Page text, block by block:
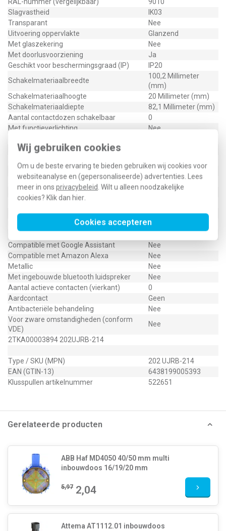
Wij gebruiken cookies
Om u de beste ervaring te bieden gebruiken wij cookies voor
websiteanalyse en (gepersonaliseerde) advertenties. Lees
meer in ons privacybeleid . Wilt u alleen noodzakelijke
cookies? Klik dan hier
Cookies accepteren
Slagvastheid
IK03
Transparant
Nee
Uitvoering oppervlakte
Glanzend
Met glaszekering
Nee
Met doorlusvoorziening
Ja
Geschikt voor beschermingsgraad (IP)
IP20
Schakelmateriaalbreedte
100,2 Millimeter
(mm)
Schakelmateriaalhoogte
20 Millimeter (mm)
Schakelmateriaaldiepte
82,1 Millimeter (mm)
Aantal contactdozen schakelbaar
0
Met functieverlichting
Nee
Met ingebouwde USB voeding
Met IFTTT ondersteuning
Nee
Aantal actieve contacten (rond)
4
Aantal actieve contacten (vlak)
0
Rond aardingscontact
Min. diepte van de inbouwdoos
40 Millimeter (mm)
Met Wi-Fi signaal repeater
Nee
Compatible met Google Assistant
Nee
Compatible met Amazon Alexa
Nee
Metallic
Nee
Met ingebouwde bluetooth luidspreker
Nee
Aantal actieve contacten (vierkant)
0
Aardcontact
Geen
Antibacteriële behandeling
Nee
Voor zware omstandigheden (conform
VDE)
Nee
2TKA00003894 202UJRB-214
Type / SKU (MPN)
202 UJRB-214
EAN (GTIN-13)
6438199005393
Klusspullen artikelnummer
522651
Gerelateerde producten
ABB Haf MD4050 40/50 mm multi
inbouwdoos 16/19/20 mm
5,97 2,04
Attema AT1112.01 inbouwdoos